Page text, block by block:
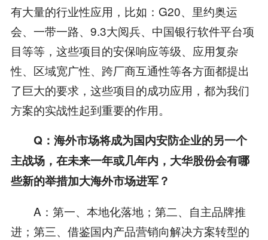
有大量的行业性应用，比如：G20、里约奥运
会、一带一路、9.3大阅兵、中国银行软件平台项
目等等，这些项目的安保响应等级、应用复杂
性、区域宽广性、跨厂商互通性等各方面都提出
了巨大的要求，这些项目的成功应用，都为我们
方案的实战性起到重要的作用。
Q：海外市场将成为国内安防企业的另一个
主战场，在未来一年或几年内，大华股份会有哪
些新的举措加大海外市场进军？
A：第一、本地化落地；第二、自主品牌推
进；第三、借鉴国内产品营销向解决方案转型的